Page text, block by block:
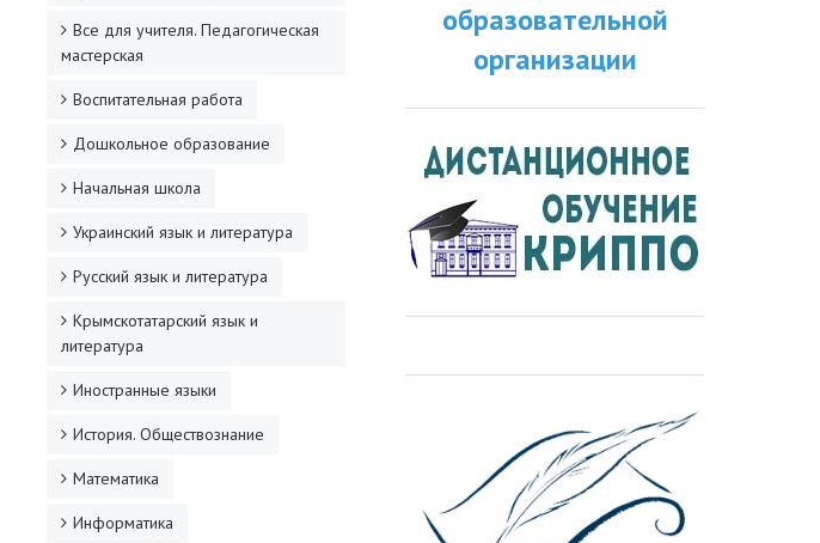
Все для учителя. Педагогическая
мастерская
Воспитательная работа
Дошкольное образование
Начальная школа
Украинский язык и литература
Русский язык и литература
Крымскотатарский язык и
литература
Иностранные языки
История. Обществознание
Математика
Информатика
образовательной
организации